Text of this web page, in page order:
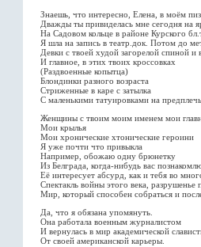
Знаешь, что интересно, Елена, в моём
Дважды ты привиделась мне сегодня на
На Садовом кольце в районе Курского
Я шла на запись в театр.док. Потом до
Девки с твоей худой загорелой спиной и
И главное, в этих твоих кроссовках
(Раздвоенные копытца)
Блондинки разного возраста
Стриженные в каре с затылка
С маленькими татуировками на
Женщины с твоим моим именем мои
Мои крылья
Мои хронические хтонические героини
Я уже почти что привыкла
Например, обожаю одну брюнетку
Из Белграда, когда-нибудь вас
Её интересует абсурд, как и тебя во
Спектакль войны этого века, разрушенье
Мир, который способен собраться и
Да, что я обязана упомянуть.
Она работала военным журналистом
И вернулась в мир академической
От своей американской карьеры.